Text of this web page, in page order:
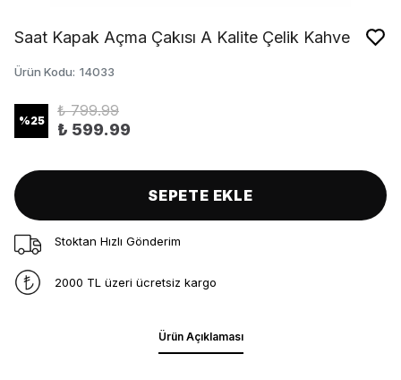
Saat Kapak Açma Çakısı A Kalite Çelik Kahve
Ürün Kodu: 14033
%25
₺ 799.99
₺ 599.99
SEPETE EKLE
Stoktan Hızlı Gönderim
2000 TL üzeri ücretsiz kargo
Ürün Açıklaması